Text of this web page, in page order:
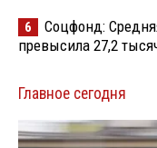
6
Соцфонд:
превысила 27,2
Главное сегодня